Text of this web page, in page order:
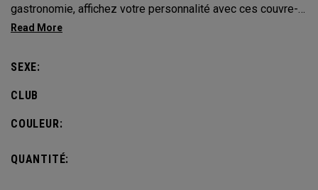
gastronomie, affichez votre personnalité avec ces couvre-
putters Odyssey
SEXE:
CLUB
COULEUR:
QUANTITÉ: